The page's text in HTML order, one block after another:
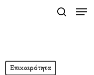
Επικαιρότητα